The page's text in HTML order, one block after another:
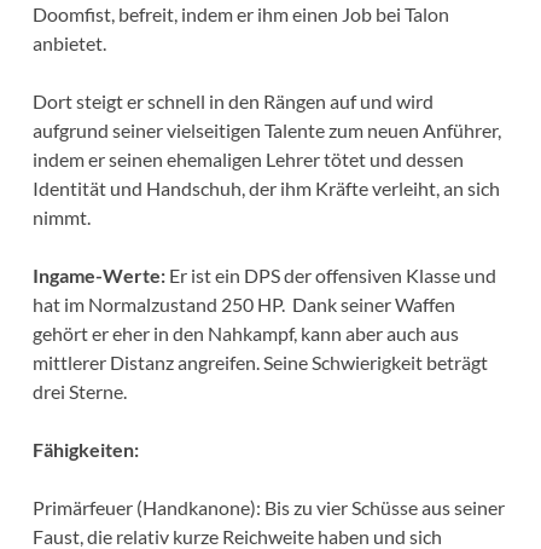
Doomfist, befreit, indem er ihm einen Job bei Talon
anbietet.
Dort steigt er schnell in den Rängen auf und wird
aufgrund seiner vielseitigen Talente zum neuen Anführer,
indem er seinen ehemaligen Lehrer tötet und dessen
Identität und Handschuh, der ihm Kräfte verleiht, an sich
nimmt.
Ingame-Werte:Er ist ein DPS der offensiven Klasse und
hat im Normalzustand 250 HP. Dank seiner Waffen
gehört er eher in den Nahkampf, kann aber auch aus
mittlerer Distanz angreifen. Seine Schwierigkeit beträgt
drei Sterne.
Fähigkeiten:
Primärfeuer (Handkanone): Bis zu vier Schüsse aus seiner
Faust, die relativ kurze Reichweite haben und sich